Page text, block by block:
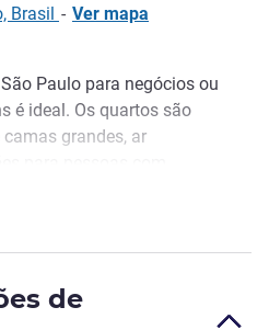
Brasil - Ver mapa
Paulo para negócios ou
é ideal. Os quartos são
grandes, ar
o bar para tomar uma
suas rotinas de fitness.
de